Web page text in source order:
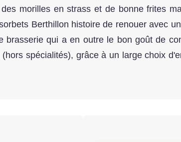
morilles en strass et de bonne frites
Berthillon histoire de renouer avec
brasserie qui a en outre le bon goût de
spécialités), grâce à un large choix